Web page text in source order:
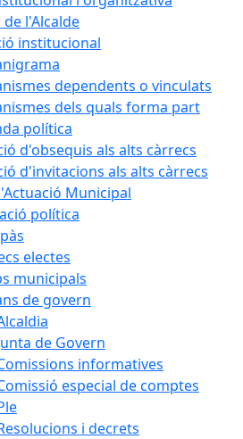
l'Alcalde
institucional
dependents o vinculats
dels quals forma part
política
d'obsequis als alts càrrecs
d'invitacions als alts càrrecs
Municipal
política
electes
municipals
de govern
de Govern
informatives
especial de comptes
i decrets